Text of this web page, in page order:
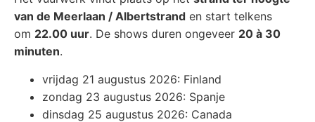
van de Meerlaan / Albertstrand en start telkens
om 22.00 uur. De shows duren ongeveer 20 à 30
minuten.
vrijdag 21 augustus 2026: Finland
zondag 23 augustus 2026: Spanje
dinsdag 25 augustus 2026: Canada